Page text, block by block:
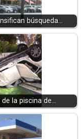
búsqueda…
la piscina de…